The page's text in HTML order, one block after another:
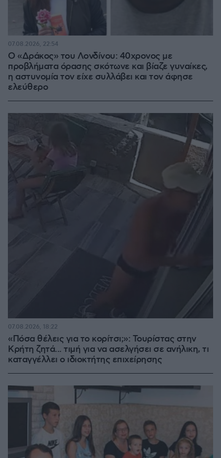
Ο «Δράκος» του Λονδίνου: 40χρονος με
προβλήματα όρασης σκότωνε και βίαζε γυναίκες,
η αστυνομία τον είχε συλλάβει και τον άφησε
ελεύθερο
07.08.2026, 22:54
«Πόσα θέλεις για το κορίτσι;»: Τουρίστας στην
Κρήτη ζητά... τιμή για να ασελγήσει σε ανήλικη, τι
καταγγέλλει ο ιδιοκτήτης επιχείρησης
07.08.2026, 18:22